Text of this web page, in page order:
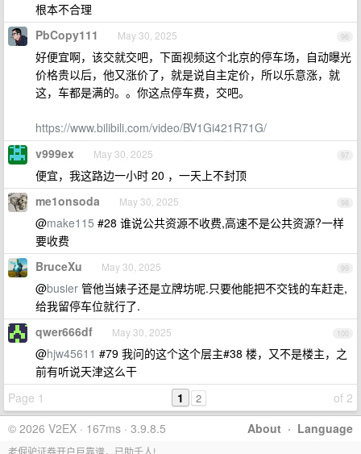
根本不合理
96
PbCopy111 May 30, 2025
好便宜啊，该交就交吧，下面视频这个北京的停车场，自动曝光
价格贵以后，他又涨价了，就是说自主定价，所以乐意涨，就
这，车都是满的。。你这点停车费，交吧。
https://www.bilibili.com/video/BV1Gi421R71G/
97
v999ex May 30, 2025
便宜，我这路边一小时 20 ，一天上不封顶
98
me1onsoda May 30, 2025
@make115 #28 谁说公共资源不收费,高速不是公共资源?一样
要收费
99
BruceXu May 30, 2025
@busier 管他当婊子还是立牌坊呢.只要他能把不交钱的车赶走,
给我留停车位就行了.
100
qwer666df May 30, 2025
@hjw45611 #79 我问的这个这个层主#38 楼，又不是楼主，之
前有听说天津这么干
Page 1
of 2
1 2
About · Language
© 2026 V2EX · 167ms · 3.9.8.5
老倔驴证券开户巨靠谱，已助千人!